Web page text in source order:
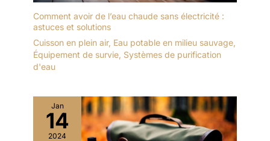
Comment avoir de l’eau chaude sans électricité :
astuces et solutions
Cuisson en plein air, Eau potable en milieu sauvage,
Équipement de survie, Systèmes de purification
d'eau
Jan
14
2024